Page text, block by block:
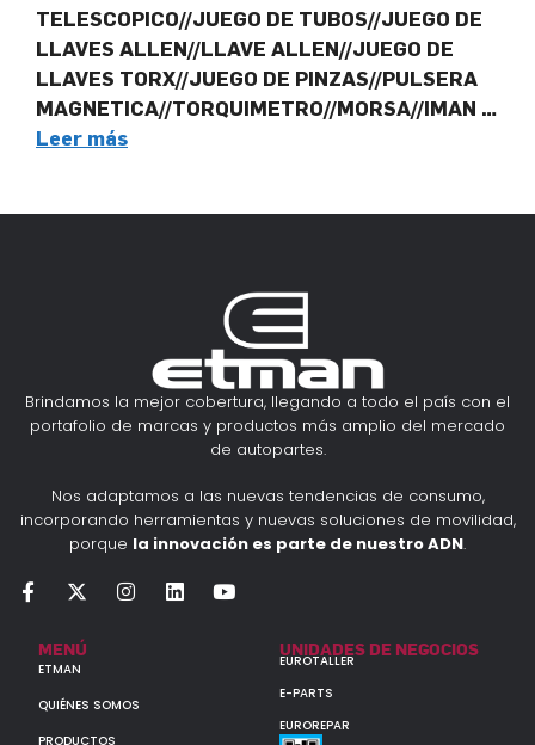
TELESCOPICO//JUEGO DE TUBOS//JUEGO DE
LLAVES ALLEN//LLAVE ALLEN//JUEGO DE
LLAVES TORX//JUEGO DE PINZAS//PULSERA
MAGNETICA//TORQUIMETRO//MORSA//IMAN …
Leer más
Brindamos la mejor cobertura, llegando a todo el país con el
portafolio de marcas y productos más amplio del mercado
de autopartes.
Nos adaptamos a las nuevas tendencias de consumo,
incorporando herramientas y nuevas soluciones de movilidad,
porque la innovación es parte de nuestro ADN.
MENÚ
ETMAN
QUIÉNES SOMOS
PRODUCTOS
UNIDADES DE NEGOCIOS
EUROTALLER
E-PARTS
EUROREPAR